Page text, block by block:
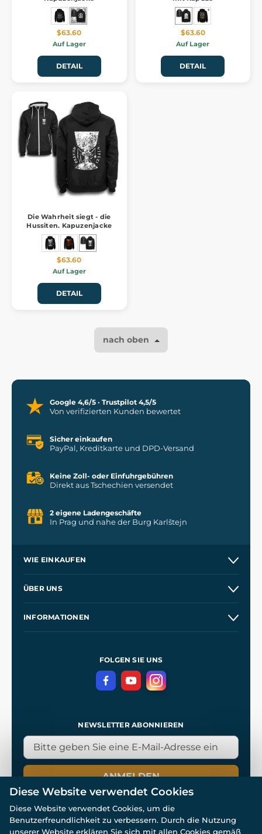
$63.60
Auf Lager
DETAIL
$63.60
Auf Lager
DETAIL
Die Wahrheit siegt - die
Hussiten. Kapuzenjacke
$63.60
Auf Lager
DETAIL
nach oben
Google 4,6/5 · Trustpilot 4,5/5
Von verifizierten Kunden bewertet
Sicher einkaufen
PayPal, Kreditkarte und DPD-Versand
Keine Zoll- oder Einfuhrgebühren
Direkt aus Tschechien versendet
2 eigene Ladengeschäfte
In Prag und nahe der Burg Karlštejn
WIE EINKAUFEN
Kontakt
ÜBER UNS
INFORMATIONEN
DatenschutzerklärungFOLGEN SIE UNS
NEWSLETTER ABONNIEREN
ANMELDEN
Diese Website verwendet Cookies
Diese Website verwendet Cookies, um die
Benutzerfreundlichkeit zu verbessern. Durch die Nutzung
unserer Website erklären Sie sich mit allen Cookies gemäß